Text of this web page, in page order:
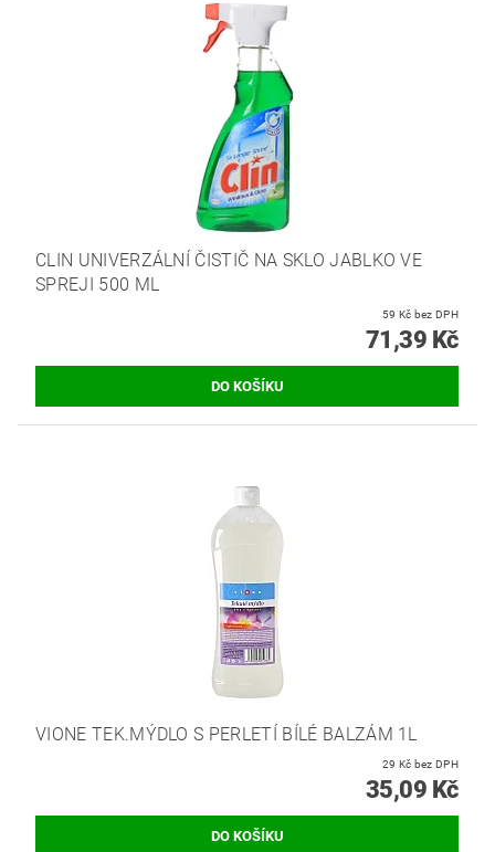
CLIN UNIVERZÁLNÍ ČISTIČ NA SKLO JABLKO VE
SPREJI 500 ML
59 Kč bez DPH
71,39 Kč
VIONE TEK.MÝDLO S PERLETÍ BÍLÉ BALZÁM 1L
29 Kč bez DPH
35,09 Kč